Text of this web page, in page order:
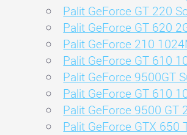
Palit GeForce GT 220
Palit GeForce GT 620
Palit GeForce 210
Palit GeForce GT 610
Palit GeForce 9500GT
Palit GeForce GT 610
Palit GeForce 9500 GT
Palit GeForce GTX 650